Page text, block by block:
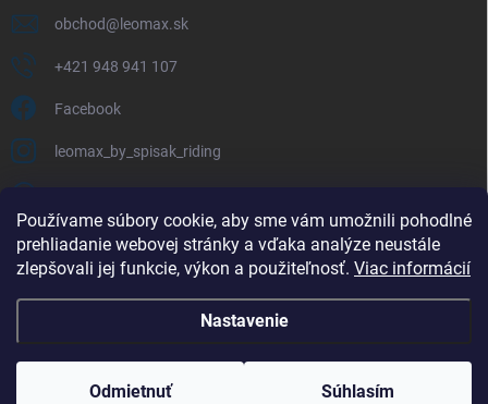
Používame súbory cookie, aby sme vám umožnili pohodlné
prehliadanie webovej stránky a vďaka analýze neustále
zlepšovali jej funkcie, výkon a použiteľnosť. Viac informácií
Nastavenie
Odmietnuť Súhlasím
obchod@ leomax.sk
+421 948 941 107
Facebook
leomax_by_spisak_riding
FACEBOOK
Copyright 2026 . Všetky práva vyhradené.